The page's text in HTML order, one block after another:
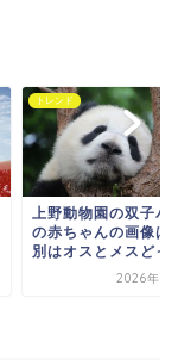
トレンド
LINEのKFC(ケンタ
ー)の無料懸賞は本
年分無料で怪し...
2026年